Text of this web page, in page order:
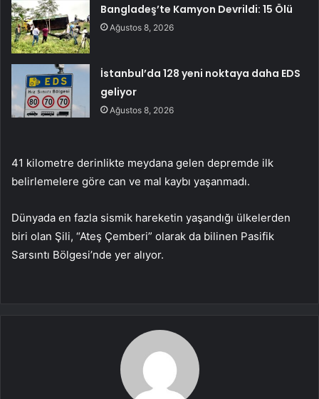
Bangladeş’te Kamyon Devrildi: 15 Ölü
Ağustos 8, 2026
İstanbul’da 128 yeni noktaya daha EDS
geliyor
Ağustos 8, 2026
41 kilometre derinlikte meydana gelen depremde ilk
belirlemelere göre can ve mal kaybı yaşanmadı.
Dünyada en fazla sismik hareketin yaşandığı ülkelerden
biri olan Şili, “Ateş Çemberi” olarak da bilinen Pasifik
Sarsıntı Bölgesi’nde yer alıyor.